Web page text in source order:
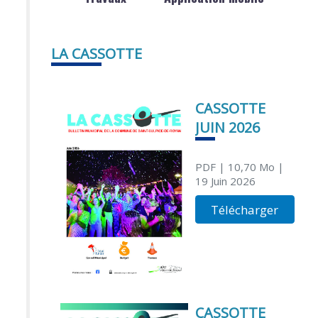
LA CASSOTTE
CASSOTTE
JUIN 2026
PDF| 10,70 Mo |
19 Juin 2026
Télécharger
CASSOTTE